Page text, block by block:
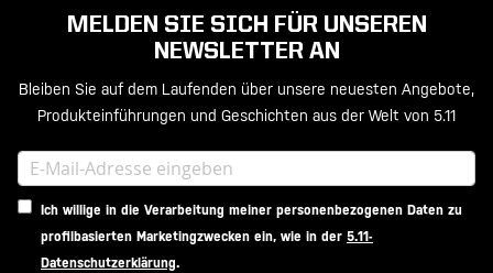
MELDEN SIE SICH FÜR UNSEREN
NEWSLETTER AN
Bleiben Sie auf dem Laufenden über unsere neuesten Angebote,
Produkteinführungen und Geschichten aus der Welt von 5.11
Ich willige in die Verarbeitung meiner personenbezogenen Daten zu
profilbasierten Marketingzwecken ein, wie in der 5.11-
Datenschutzerklärung.